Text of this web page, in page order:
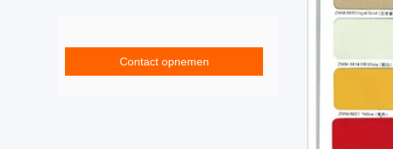
Contact opnemen